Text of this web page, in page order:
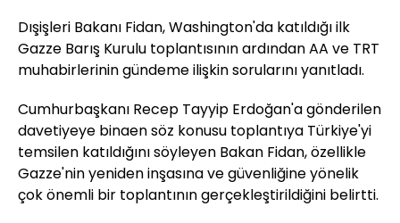
Dışişleri Bakanı Fidan, Washington'da katıldığı ilk
Gazze Barış Kurulu toplantısının ardından AA ve TRT
muhabirlerinin gündeme ilişkin sorularını yanıtladı.
Cumhurbaşkanı Recep Tayyip Erdoğan'a gönderilen
davetiyeye binaen söz konusu toplantıya Türkiye'yi
temsilen katıldığını söyleyen Bakan Fidan, özellikle
Gazze'nin yeniden inşasına ve güvenliğine yönelik
çok önemli bir toplantının gerçekleştirildiğini belirtti.